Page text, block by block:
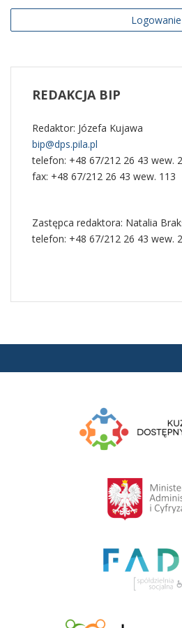
Tutaj zamieszczamy opisy
które mogą pomóc w
Informacje prawne
internetowych wydawcy, w
prywatności, oświadczenie o
W tym dziale znajdą
Publicznej Przykładowej
Logowanie
REDAKCJABIP
Redaktor: Józefa Kujawa
bip@dps.pila.pl
telefon: +48 67/212 26 43 wew.
fax: +48 67/212 26 43 wew. 113
Zastępca redaktora: Natalia
telefon: +48 67/212 26 43 wew.